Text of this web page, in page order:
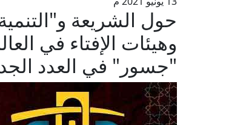
حول الشريعة
وهيئات الإفتاء في
"جسور" في العدد